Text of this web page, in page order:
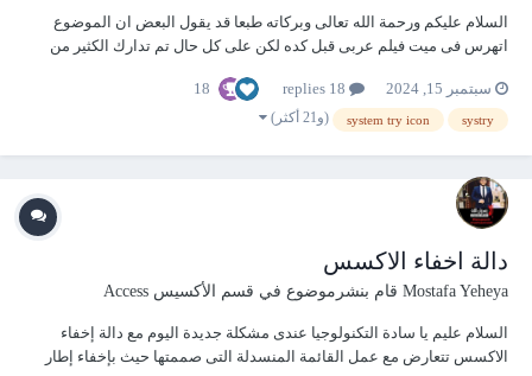
السلام عليكم ورحمة الله تعالى وبركاته طبعا قد يقول البعض ان الموضوع
اتهرس فى ميت فيلم عربى قبل كده لكن على كل حال تم تدارك الكثير من
والتقليدى لعرض النموذج كاملا - اخفاء اطار الاكسس وعمل شفافية للنموذج
لاظهار صو...
سبتمبر 15, 2024 18
systry
system try icon (و21 أكثر)
دالة اخفاء الاكسس
Mostafa Yeheya قام بنشرموضوع في قسم الأكسيس Access
السلام عليم يا سادة التكنولوجيا عندى مشكلة جديدة اليوم مع دالة إخفاء
الاكسس تتعارض مع عمل القائمة المنسدلة التى صممتها حيث بإخفاء إطار